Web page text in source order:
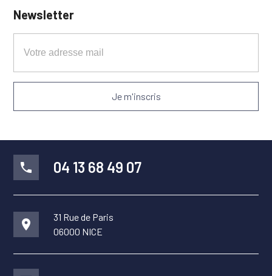
Newsletter
phone 04 13 68 49 07
place
31 Rue de Paris
06000 NICE